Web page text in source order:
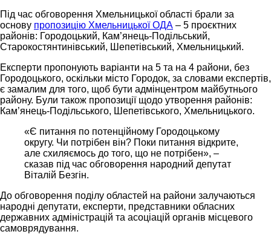
Під час обговорення Хмельницької області брали за
основу пропозицію Хмельницької ОДА – 5 проєктних
районів: Городоцький, Кам’янець-Подільський,
Старокостянтинівський, Шепетівський, Хмельницький.
Експерти пропонують варіанти на 5 та на 4 райони, без
Городоцького, оскільки місто Городок, за словами експертів,
є замалим для того, щоб бути адмінцентром майбутнього
району. Були також пропозиції щодо утворення районів:
Кам’янець-Подільського, Шепетівського, Хмельницького.
«Є питання по потенційному Городоцькому
округу. Чи потрібен він? Поки питання відкрите,
але схиляємось до того, що не потрібен», –
сказав під час обговорення народний депутат
Віталій Безгін.
До обговорення поділу областей на райони залучаються
народні депутати, експерти, представники обласних
державних адміністрацій та асоціацій органів місцевого
самоврядування.